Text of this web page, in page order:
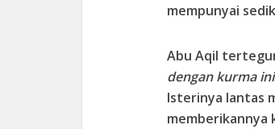
mempunyai
Abu Aqil
dengan kurma
Isterinya lantas
memberikannya